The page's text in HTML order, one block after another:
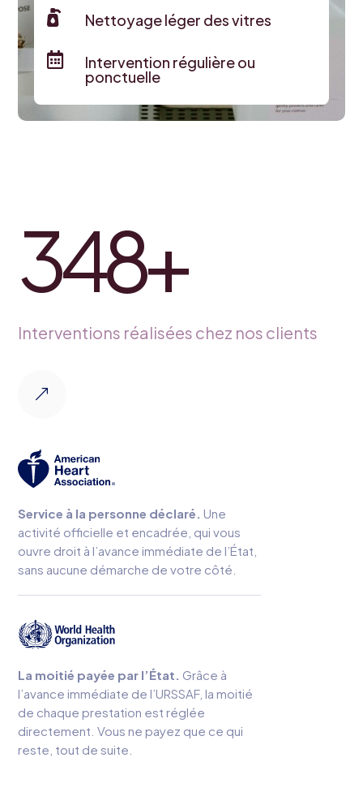
 Nettoyage léger des vitres
 Intervention régulière ou
ponctuelle
348+
Interventions réalisées chez nos clients
&
Service à la personne déclaré. Une
activité officielle et encadrée, qui vous
ouvre droit à l’avance immédiate de l’État,
sans aucune démarche de votre côté.
La moitié payée par l’État. Grâce à
l’avance immédiate de l’URSSAF, la moitié
de chaque prestation est réglée
directement. Vous ne payez que ce qui
reste, tout de suite.